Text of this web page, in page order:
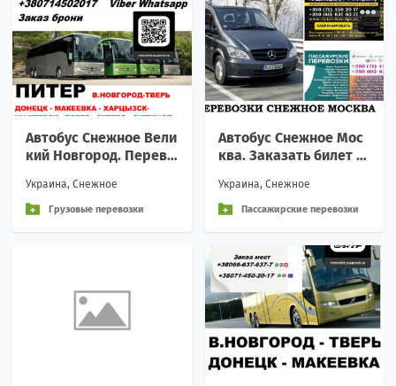
Автобус Снежное Вели
кий Новгород. Перево
Новгород
Украина, Снежное
Грузовые перевозки
Автобус Снежное Мос
ква. Заказать билет С
тно Московская облас
ть
Украина, Снежное
Пассажирские перевозки